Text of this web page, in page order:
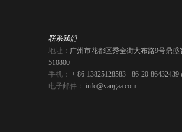
联系我们
地址： 广州市花都区秀全街大布路9号鼎盛
510800
手机： + 86-13825128583+ 86-20-86432439
电子邮件： info@vangaa.com